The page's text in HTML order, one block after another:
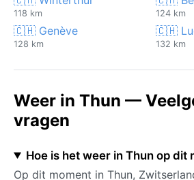
118 km 124 km
🇨🇭 Genève
128 km
🇨🇭
132 km
Weer in Thun —
vragen
Hoe is het weer in Thun op dit
Op dit moment in Thun,